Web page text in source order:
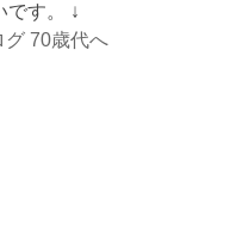
です。 ↓